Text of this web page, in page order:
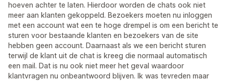
hoeven achter te laten. Hierdoor worden de chats ook niet
meer aan klanten gekoppeld. Bezoekers moeten nu inloggen
met een account wat een te hoge drempel is om een bericht te
sturen voor bestaande klanten en bezoekers van de site
hebben geen account. Daarnaast als we een bericht sturen
terwijl de klant uit de chat is kreeg die normaal automatisch
een mail. Dat is nu ook niet meer het geval waardoor
klantvragen nu onbeantwoord blijven. Ik was tevreden maar